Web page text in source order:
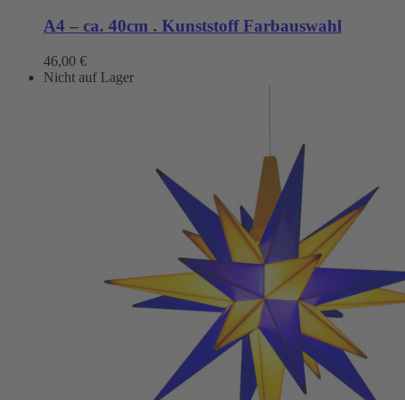
A4 – ca. 40cm . Kunststoff Farbauswahl
46,00 €
Nicht auf Lager